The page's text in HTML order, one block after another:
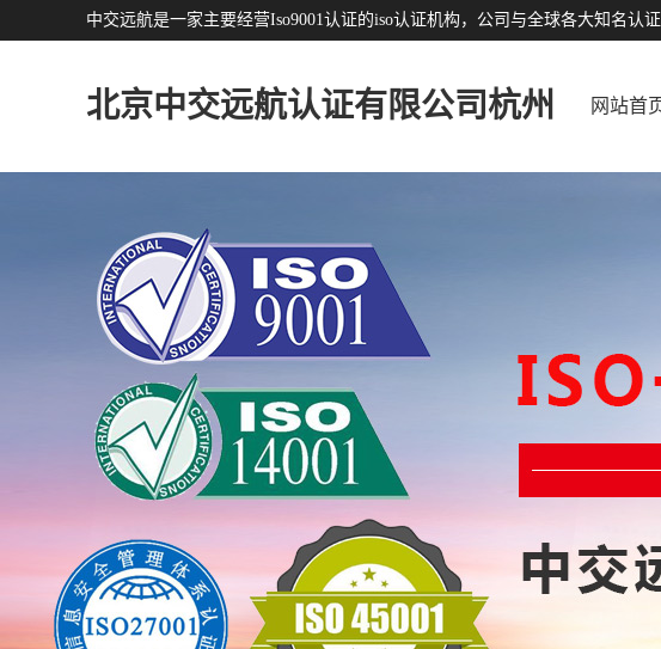
中交远航是一家主要经营Iso9001认证的iso认证机构，公司与全球各大知名认
北京中交远航认证有限公司杭州
分公司
网站首